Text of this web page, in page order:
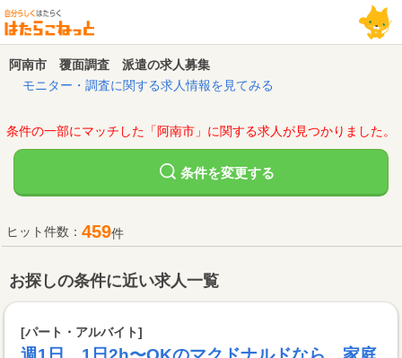
阿南市 覆面調査 派遣の求人募集
モニター・調査に関する求人情報を見てみる
条件の一部にマッチした「阿南市」に関する求人が見つかりました。
条件を変更する
ヒット件数： 459件
お探しの条件に近い求人一覧
[パート・アルバイト]